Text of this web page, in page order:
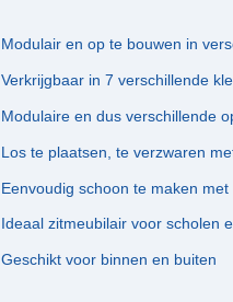
Modulair en op te bouwen in
Verkrijgbaar in 7 verschillende
Modulaire en dus verschillende
Los te plaatsen, te verzwaren
Eenvoudig schoon te maken
Ideaal zitmeubilair voor scholen
Geschikt voor binnen en buiten